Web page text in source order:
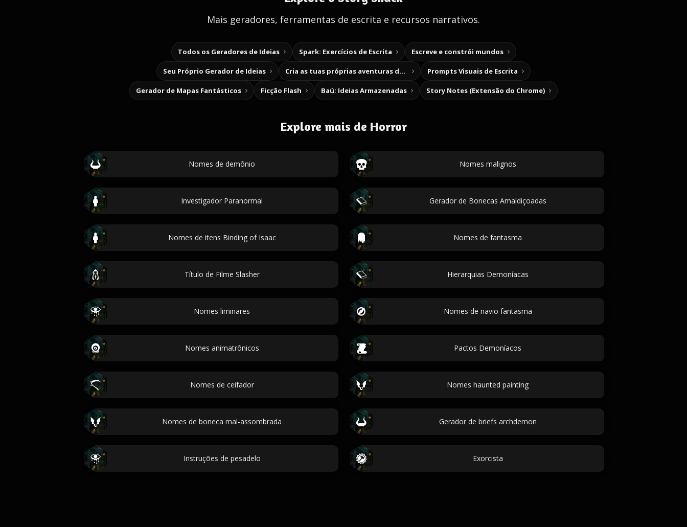
Mais geradores, ferramentas de escrita e recursos narrativos.
Todos os Geradores de Ideias Spark: Exercícios de Escrita Escreve e constrói mundos
Seu Próprio Gerador de Ideias Cria as tuas próprias aventuras de escolha Prompts Visuais de Escrita
Gerador de Mapas Fantásticos Ficção Flash Baú: Ideias Armazenadas Story Notes (Extensão do Chrome)
Explore mais de Horror
Nomes de demônio Nomes malignos
Investigador Paranormal Gerador de Bonecas Amaldiçoadas
Nomes de itens Binding of Isaac Nomes de fantasma
Título de Filme Slasher Hierarquias Demoníacas
Nomes liminares Nomes de navio fantasma
Nomes animatrônicos Pactos Demoníacos
Nomes de ceifador Nomes haunted painting
Nomes de boneca mal-assombrada Gerador de briefs archdemon
Instruções de pesadelo Exorcista